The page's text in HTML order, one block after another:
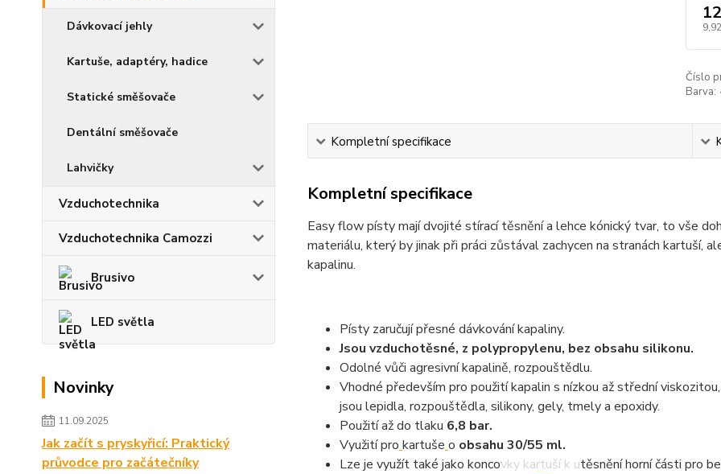
Dávkovací jehly
Kartuše, adaptéry, hadice
Statické směšovače
Dentální směšovače
Lahvičky
Vzduchotechnika
Vzduchotechnika Camozzi
Brusivo
LED světla
Novinky
11.09.2025
Jak začít s pryskyřicí: Praktický
průvodce pro začátečníky
Číslo
Barva:
Kompletní specifikace
Kompletní specifikace
Easy flow písty mají dvojité stírací těsnění a lehce kónický tvar, to vše
materiálu, který by jinak při práci zůstával zachycen na stranách kartuší,
kapalinu.
Písty zaručují přesné dávkování kapaliny.
Jsou vzduchotěsné, z polypropylenu, bez obsahu silikonu.
Odolné vůči agresivní kapalině, rozpouštědlu.
Vhodné především pro použití kapalin s nízkou až střední
jsou lepidla, rozpouštědla, silikony, gely, tmely a epoxidy.
Použití až do tlaku 6,8 bar.
Využití pro kartuše o obsahu 30/55 ml.
Lze je využít také jako koncovky kartuší k utěsnění horní části pro